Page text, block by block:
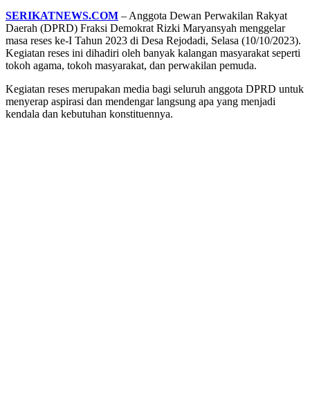
SERIKATNEWS.COM – Anggota Dewan Perwakilan Rakyat
Daerah (DPRD) Fraksi Demokrat Rizki Maryansyah menggelar
masa reses ke-I Tahun 2023 di Desa Rejodadi, Selasa (10/10/2023).
Kegiatan reses ini dihadiri oleh banyak kalangan masyarakat seperti
tokoh agama, tokoh masyarakat, dan perwakilan pemuda.
Kegiatan reses merupakan media bagi seluruh anggota DPRD untuk
menyerap aspirasi dan mendengar langsung apa yang menjadi
kendala dan kebutuhan konstituennya.